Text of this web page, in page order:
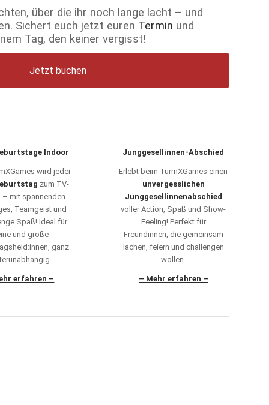
über die ihr noch lange lacht – und
Sichert euch jetzt euren Termin und
Tag, den keiner vergisst!
Jetzt buchen
Indoor
wird jeder
zum TV-
– mit spannenden
Teamgeist und
Spaß! Ideal für
und große
ganz
erfahren –
Junggesellinnen-Abschied
Erlebt beim TurmXGames einen
unvergesslichen
Junggesellinnenabschied
voller Action, Spaß und Show-
Feeling! Perfekt für
Freundinnen, die gemeinsam
lachen, feiern und challengen
wollen.
– Mehr erfahren –